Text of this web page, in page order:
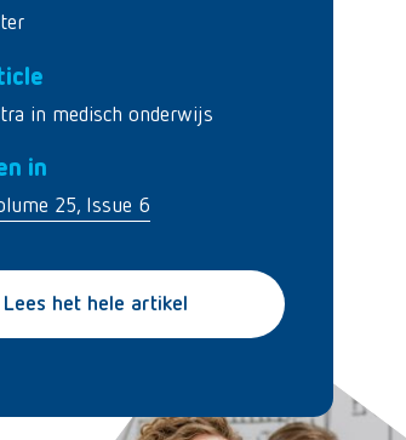
in medisch onderwijs
in
25, Issue 6
Lees het hele artikel